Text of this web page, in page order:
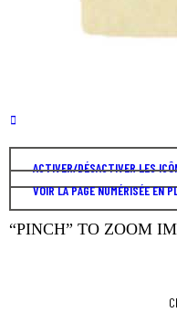
ACTIVER/DÉSACTIVER LES
VOIR LA PAGE NUMÉRISÉE EN
“PINCH” TO ZOOM